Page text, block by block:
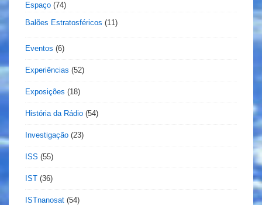
Espaço (74)
Balões Estratosféricos (11)
Eventos (6)
Experiências (52)
Exposições (18)
História da Rádio (54)
Investigação (23)
ISS (55)
IST (36)
ISTnanosat (54)